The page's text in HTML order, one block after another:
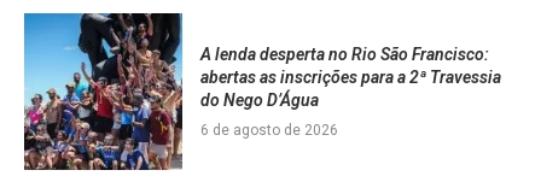
A lenda desperta no Rio São Francisco:
abertas as inscrições para a 2ª Travessia
do Nego D’Água
6 de agosto de 2026